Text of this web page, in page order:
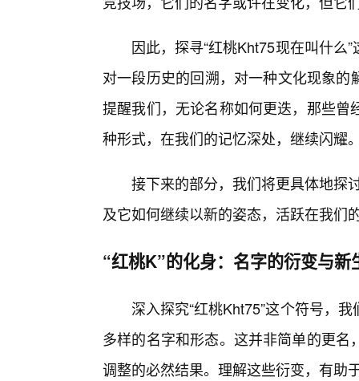
因此，探寻“红桃Kht75现在叫什么
对一段历史的回溯，对一种文化现象
提醒我们，无论名称如何更迭，那些
种形式，在我们的记忆深处，继续闪耀
接下来的部分，我们将更具体地探
及它如何继续以新的姿态，活跃在我们
“红桃K”的化身：名字的衍变与新
深入探究“红桃Kht75”这个符号，
多样的名字和形态。这并非简单的更
调整的必然结果。理解这些衍变，有助